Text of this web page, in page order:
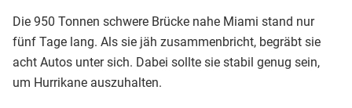
Die 950 Tonnen schwere Brücke nahe Miami stand nur
fünf Tage lang. Als sie jäh zusammenbricht, begräbt sie
acht Autos unter sich. Dabei sollte sie stabil genug sein,
um Hurrikane auszuhalten.